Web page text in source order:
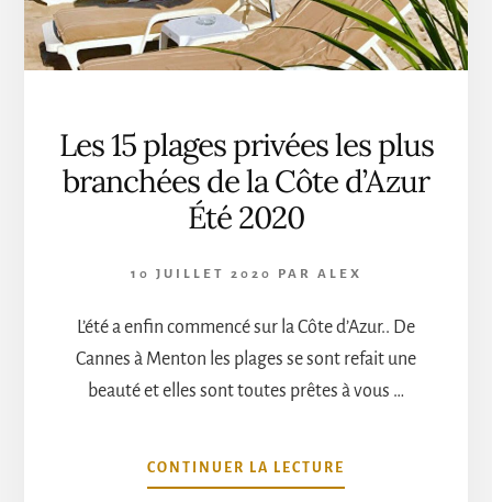
Les 15 plages privées les plus
branchées de la Côte d’Azur
Été 2020
10 JUILLET 2020 PAR ALEX
L’été a enfin commencé sur la Côte d’Azur.. De
Cannes à Menton les plages se sont refait une
beauté et elles sont toutes prêtes à vous …
CONTINUER LA LECTURE
PROPOSLES